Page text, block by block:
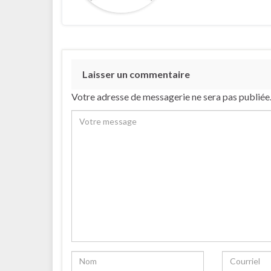
Laisser un commentaire
Votre adresse de messagerie ne sera pas publiée.